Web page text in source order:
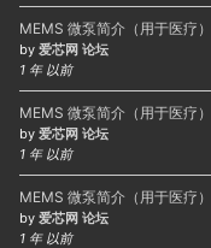
MEMS 微泵简介（用于医疗）
by 爱芯网 论坛
1 年 以前
MEMS 微泵简介（用于医疗）
by 爱芯网 论坛
1 年 以前
MEMS 微泵简介（用于医疗）
by 爱芯网 论坛
1 年 以前